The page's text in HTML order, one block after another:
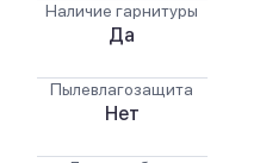
Наличие гарнитуры
Да
Пылевлагозащита
Нет